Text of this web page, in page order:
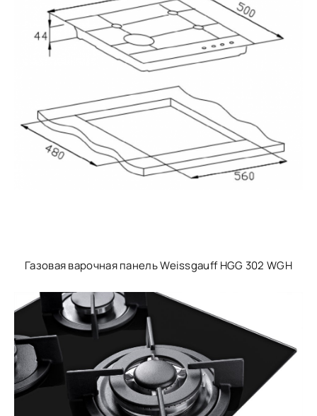
Газовая варочная панель Weissgauff HGG 302 WGH